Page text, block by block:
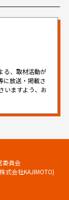
る、取材活動が
に放送・掲載さ
いますよう、お
委員会
式会社KAJIMOTO)